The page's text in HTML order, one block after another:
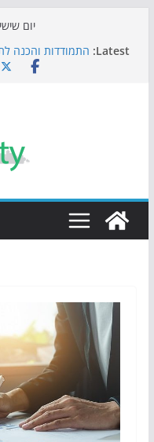
יום שישי,
Latest: התמודדות והכנה
אי ההרפתקאות
כדורגל באווירה
הקיץ של בני
בטוח בשעות הערב